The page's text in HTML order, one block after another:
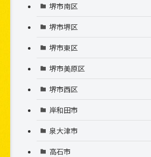
堺市南区
堺市堺区
堺市東区
堺市美原区
堺市西区
岸和田市
泉大津市
高石市